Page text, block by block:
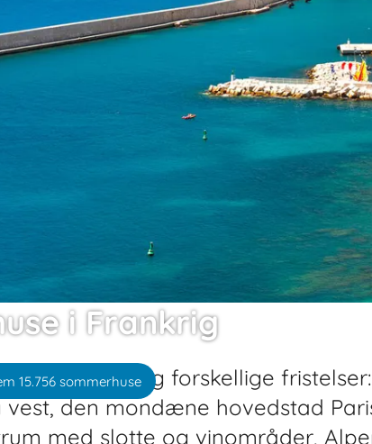
i Frankrig
15.756 sommerhuse
ansigter og forskellige
den mondæne hovedstad
med slotte og vinområder,